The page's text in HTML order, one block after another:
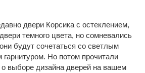
двери Корсика с остеклением,
темного цвета, но сомневались
будут сочетаться со светлым
Но потом прочитали
выборе дизайна дверей на вашем